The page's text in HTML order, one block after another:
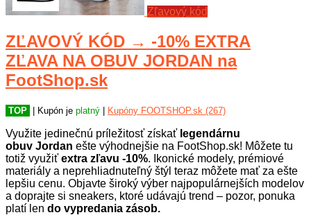
Zľavový kód
ZĽAVOVÝ KÓD → -10% EXTRA
ZĽAVA NA OBUV JORDAN na
FootShop.sk
TOP | Kupón je platný Kupóny FOOTSHOP.sk (267)
Využite jedinečnú príležitosť získať legendárnu
obuv Jordan ešte výhodnejšie na FootShop.sk! Môžete tu
totiž využiť extra zľavu -10%. Ikonické modely, prémiové
materiály a neprehliadnuteľný štýl teraz môžete mať za ešte
lepšiu cenu. Objavte široký výber najpopulárnejších modelov
a doprajte si sneakers, ktoré udávajú trend – pozor, ponuka
platí len do vypredania zásob.